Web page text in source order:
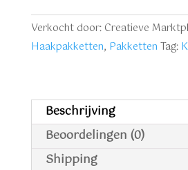
aantal
Verkocht door: Creatieve
Haakpakketten, Pakketten Tag:
Beschrijving
Beoordelingen (0)
Shipping